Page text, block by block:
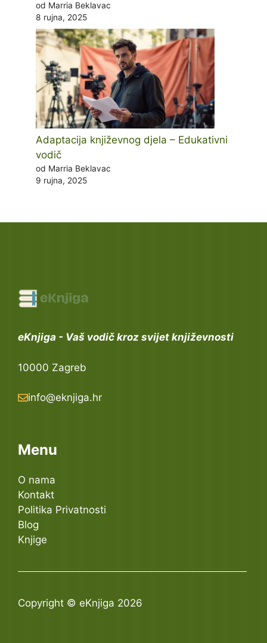
od Marria Beklavac
8 rujna, 2025
Adaptacija književnog djela – Edukativni
vodič
od Marria Beklavac
9 rujna, 2025
eKnjiga - Vaš vodič kroz svijet književnosti
10000 Zagreb
info@eknjiga.hr
Menu
O nama
Kontakt
Politika Privatnosti
Blog
Knjige
Copyright © eKnjiga 2026